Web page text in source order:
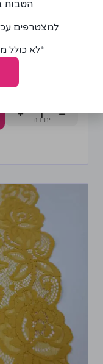
−
+
הטבות
למצטרפים
*לא כולל